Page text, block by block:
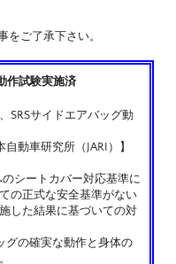
をご了承下さい。
作試験実施済
SRSサイドエアバッグ動
動車研究所（JARI）】
シートカバー対応基準に
の正式な安全基準がない
した結果に基づいての対
グの確実な動作と身体の